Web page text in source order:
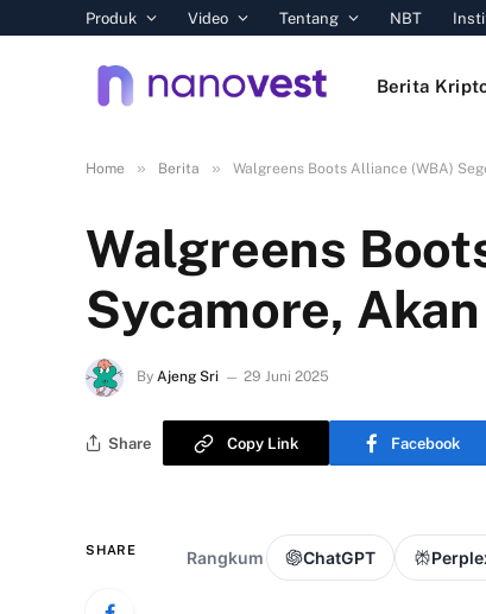
Produk Video Tentang NBT
Berita
Home » Berita » Walgreens Boots Alliance (WBA)
Walgreens
Sycamore,
By Ajeng Sri 29 Juni 2025
Share Copy Link Facebook
SHARE Rangkum ChatGPT